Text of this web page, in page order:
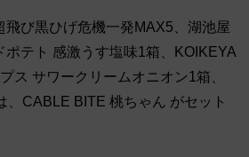
飛び黒ひげ危機一発MAX5、湖池屋
ポテト 感激うす塩味1箱、KOIKEYA
ス サワークリームオニオン1箱、
、CABLE BITE 桃ちゃん がセット